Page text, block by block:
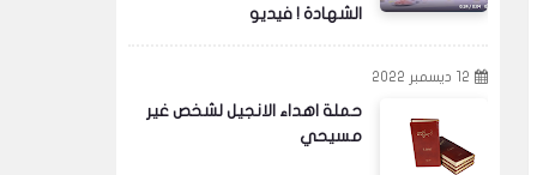
بعد مصافحة السيسي وأردوغان.. اختفاء شعار
رابعة واتهامات بالتخابر بين الإخوان
الشهادة ! فيديو
12 ديسمبر 2022
حملة اهداء الانجيل لشخص غير
مسيحي